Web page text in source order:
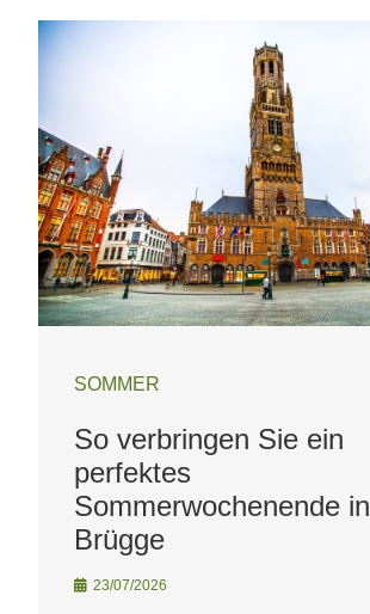
SOMMER
So verbringen Sie ein
perfektes
Sommerwochenende in
Brügge
23/07/2026